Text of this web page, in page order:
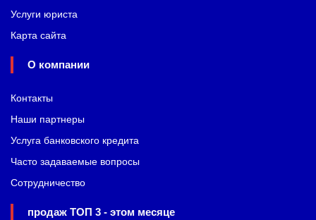
Услуги юриста
Карта сайта
О компании
Контакты
Наши партнеры
Услуга банковского кредита
Часто задаваемые вопросы
Сотрудничество
продаж ТОП 3 - этом месяце